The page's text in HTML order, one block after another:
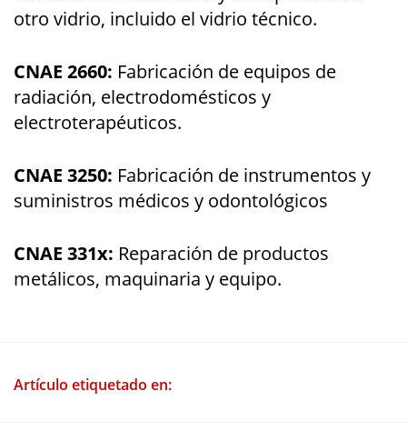
otro vidrio, incluido el vidrio técnico.
CNAE 2660: Fabricación de equipos de
radiación, electrodomésticos y
electroterapéuticos.
CNAE 3250: Fabricación de instrumentos y
suministros médicos y odontológicos
CNAE 331x: Reparación de productos
metálicos, maquinaria y equipo.
Artículo etiquetado en: